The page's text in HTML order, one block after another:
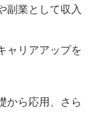
副業として収入
ャリアアップを
から応用、さら